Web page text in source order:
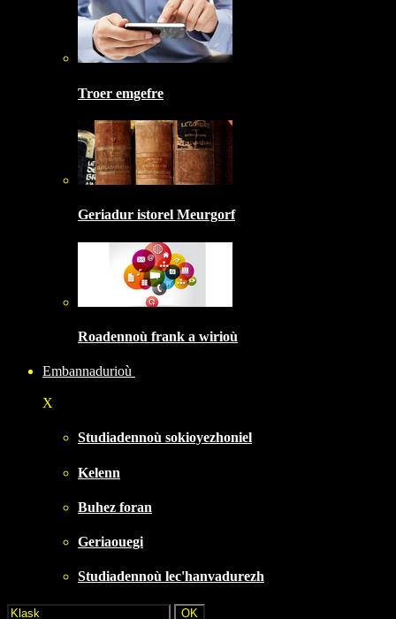
Troer emgefre
Geriadur istorel Meurgorf
Roadennoù frank a wirioù
Embannadurioù
X
Studiadennoù sokioyezhoniel
Kelenn
Buhez foran
Geriaouegi
Studiadennoù lec'hanvadurezh